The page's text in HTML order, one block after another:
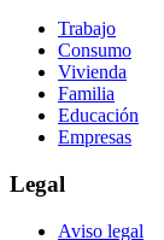
Trabajo
Consumo
Vivienda
Familia
Educación
Empresas
Legal
Aviso legal